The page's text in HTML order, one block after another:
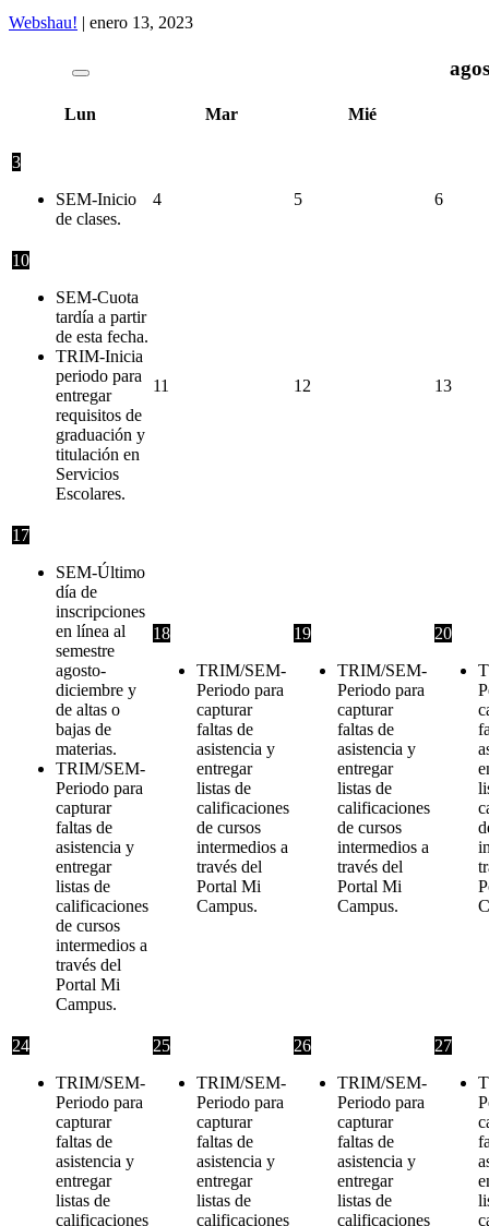
Webshau! | enero 13, 2023
Lun Mar Mié
3
SEM-Inicio
de clases.
4 5 6
10
SEM-Cuota
tardía a partir
de esta fecha.
TRIM-Inicia
periodo para
entregar
requisitos de
graduación y
titulación en
Servicios
Escolares.
11 12 13
17
SEM-Último
día de
inscripciones
en línea al
semestre
agosto-
diciembre y
de altas o
bajas de
materias.
TRIM/SEM-
Periodo para
capturar
faltas de
asistencia y
entregar
listas de
calificaciones
de cursos
intermedios a
través del
Portal Mi
Campus.
18
TRIM/SEM-
Periodo para
capturar
faltas de
asistencia y
entregar
listas de
calificaciones
de cursos
intermedios a
través del
Portal Mi
Campus.
19
TRIM/SEM-
Periodo para
capturar
faltas de
asistencia y
entregar
listas de
calificaciones
de cursos
intermedios a
través del
Portal Mi
Campus.
20
24
TRIM/SEM-
Periodo para
capturar
faltas de
asistencia y
entregar
listas de
calificaciones
25
TRIM/SEM-
Periodo para
capturar
faltas de
asistencia y
entregar
listas de
calificaciones
26
TRIM/SEM-
Periodo para
capturar
faltas de
asistencia y
entregar
listas de
calificaciones
27